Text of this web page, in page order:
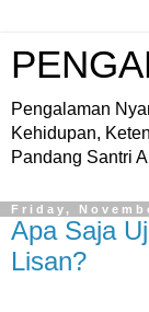
Pengalaman
Kehidupan,
Pandang Santri
Friday,
Apa Saja
Lisan?